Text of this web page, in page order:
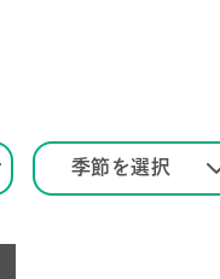
季節を選択